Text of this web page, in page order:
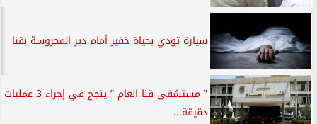
سيارة تودي بحياة خفير أمام دير المحروسة بقنا
” مستشفى قنا العام ” ينجح في إجراء 3 عمليات
دقيقة...